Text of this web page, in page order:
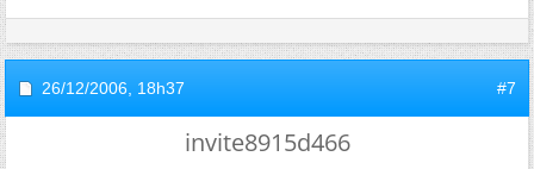
26/12/2006, 18h37 #7
invite8915d466